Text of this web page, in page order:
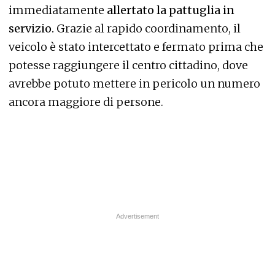
immediatamente allertato la pattuglia in
servizio. Grazie al rapido coordinamento, il
veicolo è stato intercettato e fermato prima che
potesse raggiungere il centro cittadino, dove
avrebbe potuto mettere in pericolo un numero
ancora maggiore di persone.